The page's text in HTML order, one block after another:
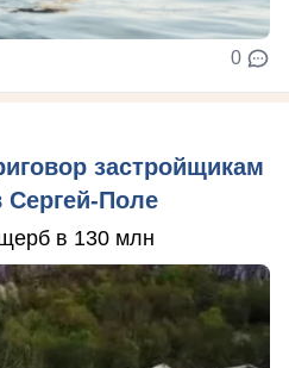
0
застройщикам
Сергей-Поле
в 130 млн